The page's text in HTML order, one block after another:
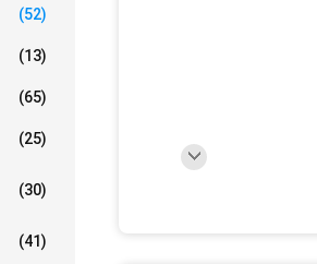
(52)
(13)
(65)
(25)
(30)
(41)